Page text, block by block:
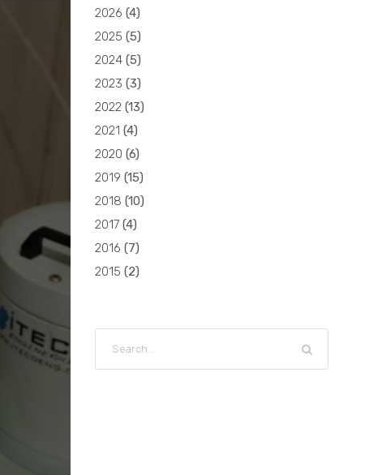
2026 (4)
2025 (5)
2024 (5)
2023 (3)
2022 (13)
2021 (4)
2020 (6)
2019 (15)
2018 (10)
2017 (4)
2016 (7)
2015 (2)